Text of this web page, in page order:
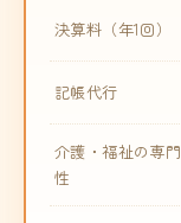
決算料（年1回）
記帳代行
介護・福祉の専門
性